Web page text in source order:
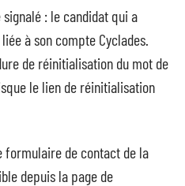
: le candidat qui a
à son compte Cyclades.
de réinitialisation du mot de
le lien de réinitialisation
formulaire de contact de la
depuis la page de